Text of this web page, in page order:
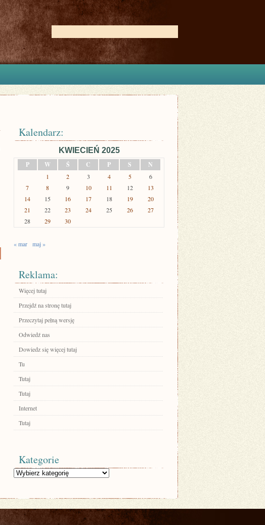
Kalendarz:
KWIECIEŃ 2025
P
W Ś C P S N
1 2 3 4 5
6
7
8 9 10 11 12
13
14
15 16 17 18 19
20
21
22 23 24 25 26
27
28
29 30
« mar maj »
Reklama:
Więcej tutaj
Przejdź na stronę tutaj
Przeczytaj pełną wersję
Odwiedź nas
Dowiedz się więcej tutaj
Tu
Tutaj
Tutaj
Internet
Tutaj
Kategorie
Kategorie